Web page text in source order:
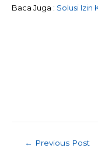
Baca Juga : Solusi Izin
Post
← Previous Post